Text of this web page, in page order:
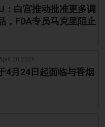
：白宫推动批准更多调
，FDA专员马克里阻止
4月24日起面临与香烟